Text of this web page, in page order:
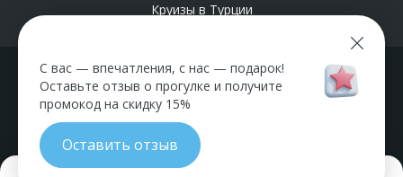
С вас — впечатления, с нас — подарок!
Оставьте отзыв о прогулке и получите
промокод на скидку 15%
Оставить отзыв
Круизы в Турции
Ваши билеты всегда под рукой
в нашем приложении: